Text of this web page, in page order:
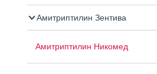
Амитриптилин Зентива
Амитриптилин Никомед